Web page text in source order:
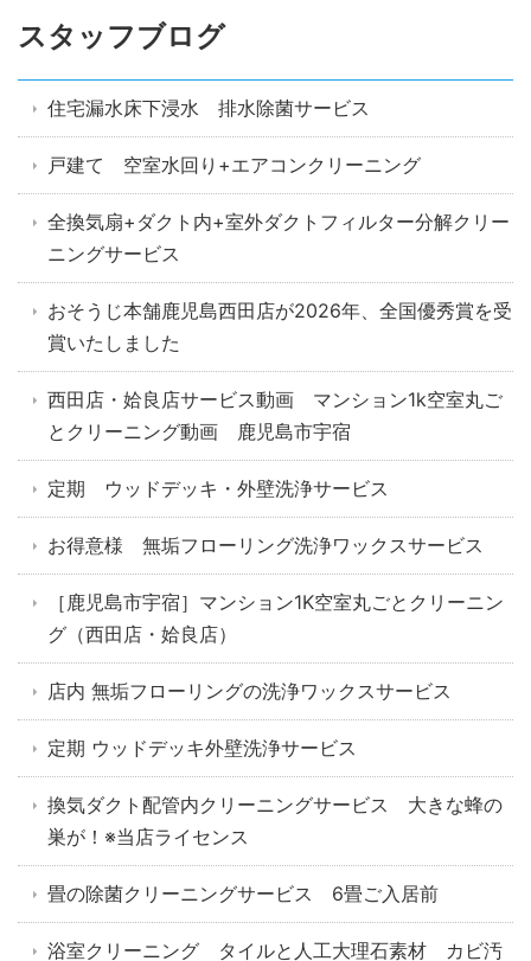
スタッフブログ
住宅漏水床下浸水 排水除菌サービス
戸建て 空室水回り+エアコンクリーニング
全換気扇+ダクト内+室外ダクトフィルター分解クリー
ニングサービス
おそうじ本舗鹿児島西田店が2026年、全国優秀賞を受
賞いたしました
西田店・姶良店サービス動画 マンション1k空室丸ご
とクリーニング動画 鹿児島市宇宿
定期 ウッドデッキ・外壁洗浄サービス
お得意様 無垢フローリング洗浄ワックスサービス
［鹿児島市宇宿］マンション1K空室丸ごとクリーニン
グ（西田店・姶良店）
店内 無垢フローリングの洗浄ワックスサービス
定期 ウッドデッキ外壁洗浄サービス
換気ダクト配管内クリーニングサービス 大きな蜂の
巣が！※当店ライセンス
畳の除菌クリーニングサービス 6畳ご入居前
浴室クリーニング タイルと人工大理石素材 カビ汚